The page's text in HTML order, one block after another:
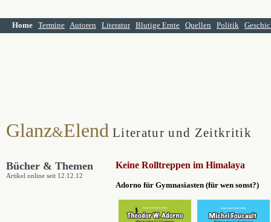
Home Termine Autoren Literatur Blutige Ernte Quellen Politik
Glanz&Elend Literatur und Zeitkritik
Bücher & Themen
Artikel online seit 12.12.12
Keine Rolltreppen im Himalaya
Adorno für Gymnasiasten (für wen sonst?)